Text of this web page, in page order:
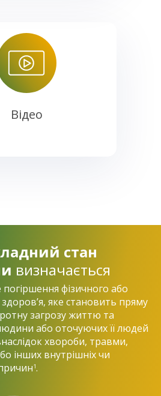
Відео
стан
визначається
фізичного або
яке становить пряму
загрозу життю та
або оточуючих її людей
хвороби, травми,
інших внутрішніх чи
1.